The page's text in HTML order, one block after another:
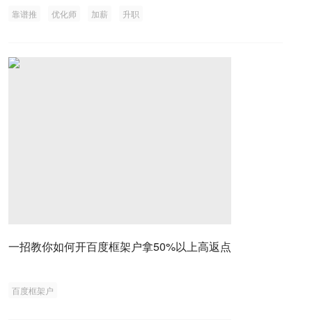
靠谱推 优化师 加薪 升职
一招教你如何开百度框架户拿50%以上高返点
百度框架户